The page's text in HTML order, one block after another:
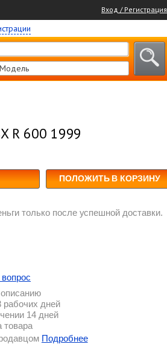
Вход / Регистрация
Модель
R 600 1999
ПОЛОЖИТЬ В КОРЗИНУ
только после успешной доставки.
описанию
рабочих дней
14 дней
товара
Подробнее